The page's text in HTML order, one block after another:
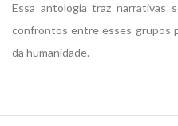
Essa antologia traz narrativas
confrontos entre esses grupos
da humanidade.